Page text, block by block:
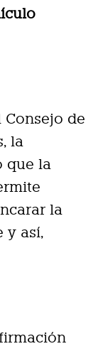
Consejo de
la
que la
la
y así,